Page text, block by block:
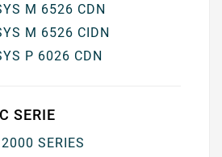
M 6526 CDN
M 6526 CIDN
P 6026 CDN
SERIE
SERIES